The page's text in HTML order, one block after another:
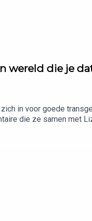
wereld die je
in voor goede
die ze samen met
anders ziet. We
dat een toekomst
het 120 nachten
boven op de lopende
(direct):